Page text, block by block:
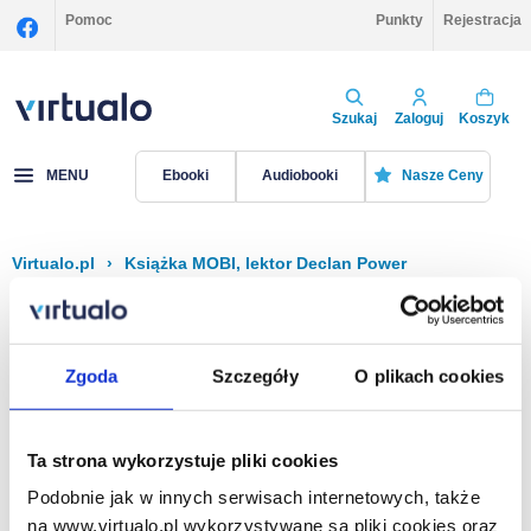
Zgoda Szczegóły O plikach cookies
Ta strona wykorzystuje pliki cookies
Podobnie jak w innych serwisach internetowych, także
na www.virtualo.pl wykorzystywane są pliki cookies oraz
Pomoc Punkty Rejestracja
Szukaj Zaloguj Koszyk
MENU Ebooki Audiobooki Nasze Ceny
Virtualo.pl › Książka MOBI, lektor Declan Power
Filtruj Sortuj
Na stronie